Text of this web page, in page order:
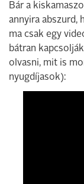
Bár a
annyira abszurd,
ma csak egy
bátran
olvasni, mit is
nyugdíjasok):